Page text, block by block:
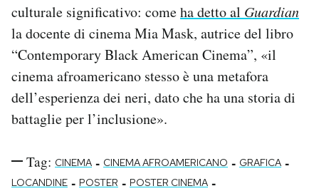
culturale significativo: comeha detto al Guardian
la docente di cinema Mia Mask, autrice del libro
“Contemporary Black American Cinema”, «il
cinema afroamericano stesso è una metafora
dell’esperienza dei neri, dato che ha una storia di
battaglie per l’inclusione».
Tag: CINEMA - CINEMA AFROAMERICANO - GRAFICA -
LOCANDINE - POSTER - POSTER CINEMA -